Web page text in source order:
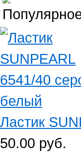
Ластик
50.00 руб.